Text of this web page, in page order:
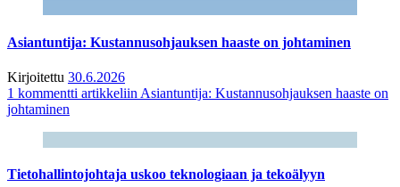
Asiantuntija: Kustannusohjauksen haaste on johtaminen
Kirjoitettu 30.6.2026
1 kommentti artikkeliin Asiantuntija: Kustannusohjauksen haaste on
johtaminen
Tietohallintojohtaja uskoo teknologiaan ja tekoälyyn